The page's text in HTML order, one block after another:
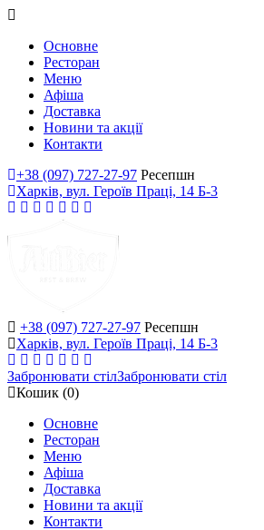
Основне
Ресторан
Меню
Афіша
Доставка
Новини та акції
Контакти
+38 (097) 727-27-97 Ресепшн
Харків, вул. Героїв Праці, 14 Б-3
+38 (097) 727-27-97 Ресепшн
Харків, вул. Героїв Праці, 14 Б-3
Забронювати стілЗабронювати стіл
Кошик (0)
Основне
Ресторан
Меню
Афіша
Доставка
Новини та акції
Контакти